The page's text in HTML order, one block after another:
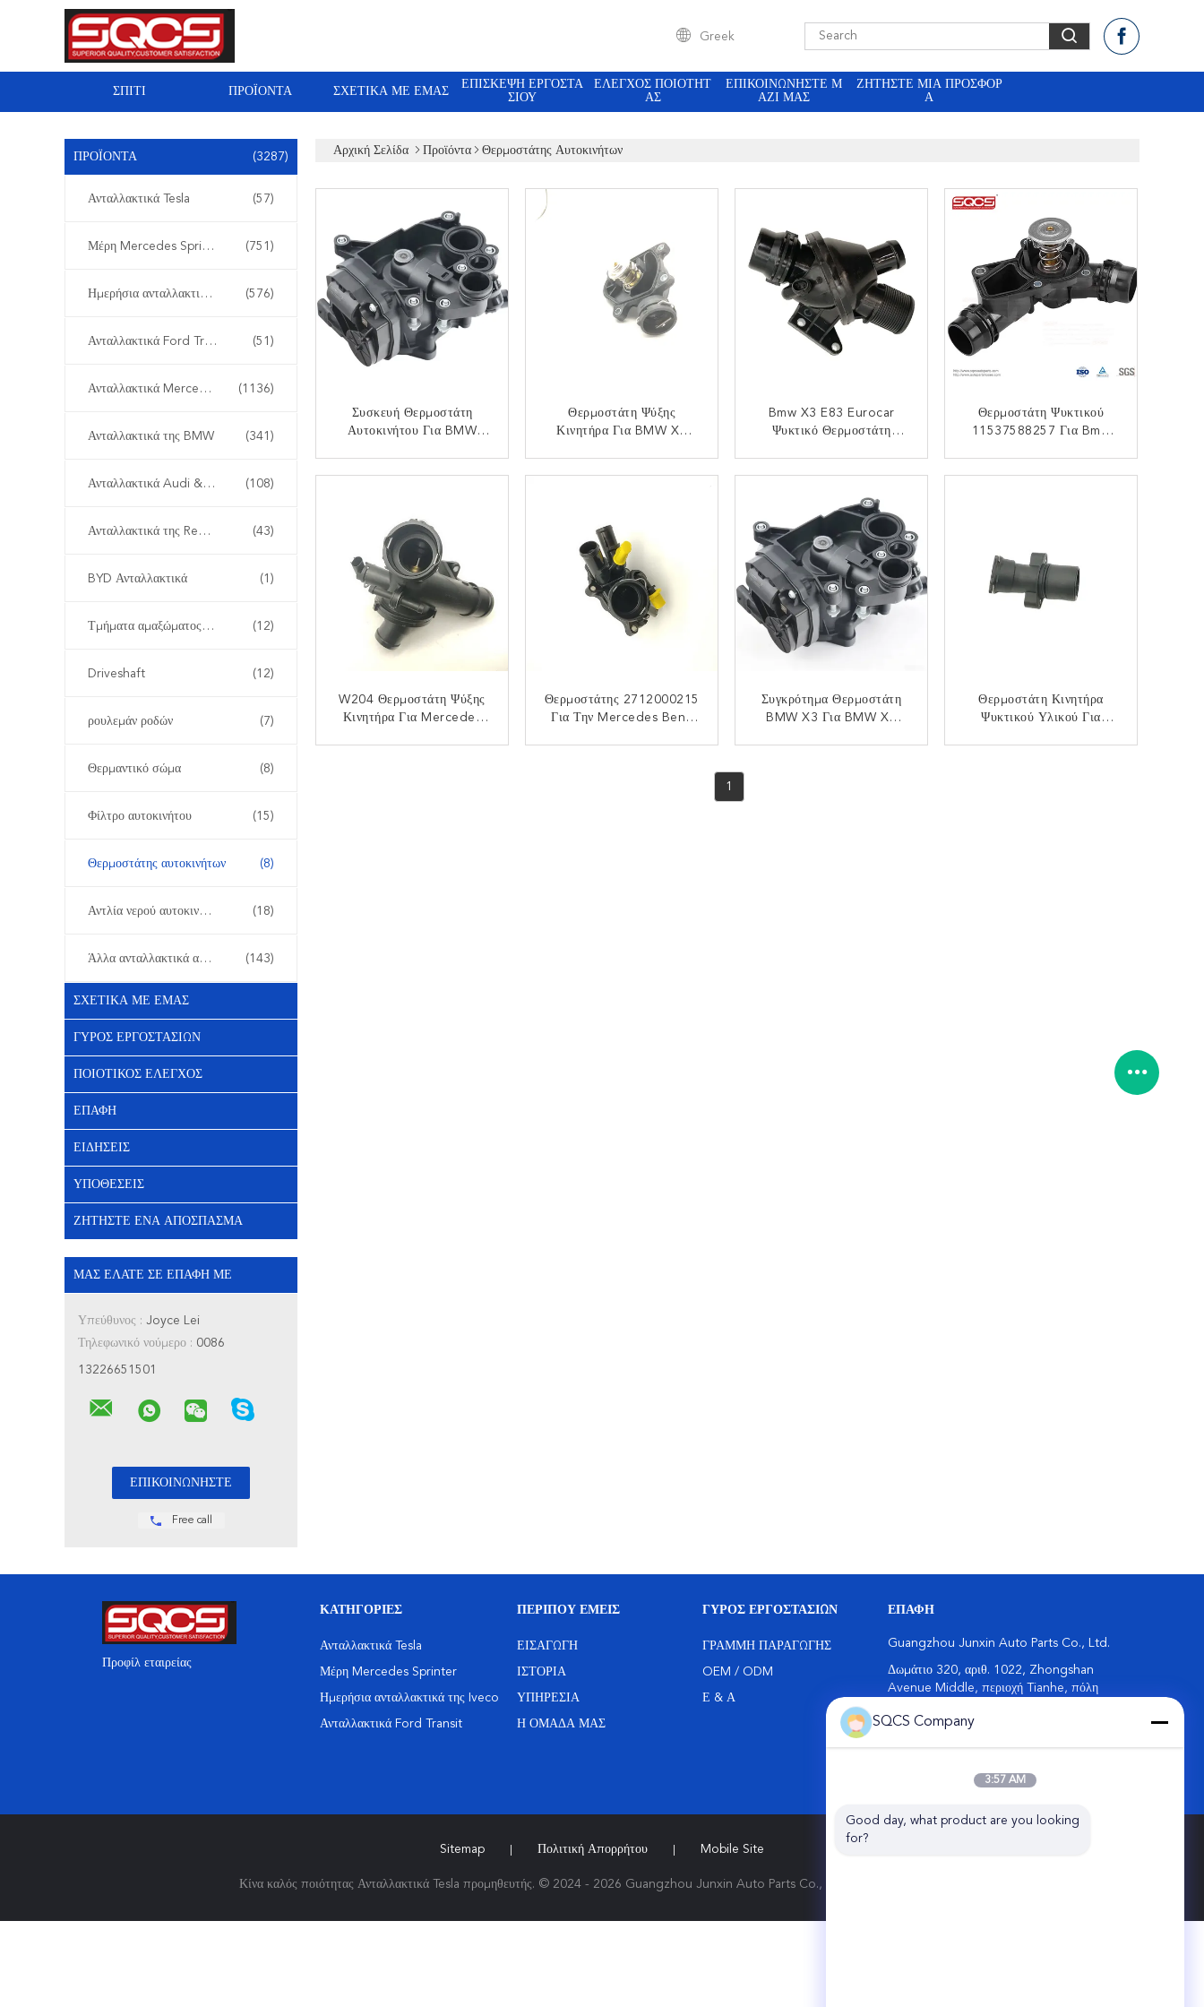
Greek
ΣΠΊΤΙ ΠΡΟΪΌΝΤΑ ΣΧΕΤΙΚΆ ΜΕ ΕΜΆΣ
ΕΠΙΣΚΕΨΉ ΕΡΓΟΣΤΑ
ΣΊΟΥ
ΈΛΕΓΧΟΣ ΠΟΙΌΤΗΤ
ΑΣ
ΕΠΙΚΟΙΝΩΝΉΣΤΕ Μ
ΑΖΊ ΜΑΣ
ΖΗΤΉΣΤΕ ΜΙΑ ΠΡΟΣΦΟΡ
Ά
ΠΡΟΪΌΝΤΑ (3287)
Ανταλλακτικά Tesla (57)
Μέρη Mercedes Sprinter (751)
Ημερήσια ανταλλακτικά της Iveco (576)
Ανταλλακτικά Ford Transit (51)
Ανταλλακτικά Mercedes Benz (1136)
Ανταλλακτικά της BMW (341)
Ανταλλακτικά Audi & Volkswagen (108)
Ανταλλακτικά της Renault (43)
BYD Ανταλλακτικά (1)
Τμήματα αμαξώματος αυτοκινήτου (12)
Driveshaft (12)
ρουλεμάν ροδών (7)
Θερμαντικό σώμα (8)
Φίλτρο αυτοκινήτου (15)
Θερμοστάτης αυτοκινήτων (8)
Αντλία νερού αυτοκινήτου (18)
Άλλα ανταλλακτικά αυτοκινήτων (143)
ΣΧΕΤΙΚΆ ΜΕ ΕΜΆΣ
ΓΎΡΟΣ ΕΡΓΟΣΤΑΣΊΩΝ
ΠΟΙΟΤΙΚΌΣ ΈΛΕΓΧΟΣ
ΕΠΑΦΉ
ΕΙΔΉΣΕΙΣ
ΥΠΟΘΈΣΕΙΣ
ΖΗΤΉΣΤΕ ΈΝΑ ΑΠΌΣΠΑΣΜΑ
ΜΑΣ ΕΛΆΤΕ ΣΕ ΕΠΑΦΉ ΜΕ
Υπεύθυνος : Joyce Lei
Τηλεφωνικό νούμερο : 0086
13226651501
Free call
Αρχική Σελίδα Προϊόντα Θερμοστάτης Αυτοκινήτων
Συσκευή Θερμοστάτη
Αυτοκινήτου Για BMW
ΕΠΙΚΟΙΝΩΝΉΣΤΕ
Θερμοστάτη Ψύξης
Κινητήρα Για BMW X5
ΕΠΙΚΟΙΝΩΝΉΣΤΕ
Bmw X3 E83 Eurocar
Ψυκτικό Θερμοστάτη
ΕΠΙΚΟΙΝΩΝΉΣΤΕ
Θερμοστάτη Ψυκτικού
11537588257 Για Bmw
ΕΠΙΚΟΙΝΩΝΉΣΤΕ
W204 Θερμοστάτη Ψύξης
Κινητήρα Για Mercedes
Θερμοστάτης 2712000215
Για Την Mercedes Benz
Συγκρότημα Θερμοστάτη
BMW X3 Για BMW X3
Θερμοστάτη Κινητήρα
Ψυκτικού Υλικού Για
1
Προφίλ εταιρείας
ΚΑΤΗΓΟΡΊΕΣ
Ανταλλακτικά Tesla
Μέρη Mercedes Sprinter
Ημερήσια ανταλλακτικά της Iveco
Ανταλλακτικά Ford Transit
ΠΕΡΊΠΟΥ ΕΜΕΊΣ
ΕΙΣΑΓΩΓΉ
ΙΣΤΟΡΊΑ
ΥΠΗΡΕΣΊΑ
Η ΟΜΆΔΑ ΜΑΣ
ΓΎΡΟΣ ΕΡΓΟΣΤΑΣΊΩΝ
ΓΡΑΜΜΉ ΠΑΡΑΓΩΓΉΣ
OEM / ODM
Ε & Α
ΕΠΑΦΉ
Guangzhou Junxin Auto Parts Co., Ltd.
Δωμάτιο 320, αριθ. 1022, Zhongshan
Avenue Middle, περιοχή Tianhe, πόλη
86-0086-13226651501
Sitemap Πολιτική Απορρήτου Mobile Site
Κίνα καλός ποιότητας Ανταλλακτικά Tesla προμηθευτής. © 2024 - 2026 Guangzhou Junxin Auto Parts Co., Ltd.. All Rights Reserved.
SQCS Company
3:57 AM
Good day, what product are you looking
for?